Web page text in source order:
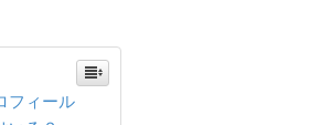
フィール